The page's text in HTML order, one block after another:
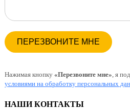
Нажимая кнопку «Перезвоните мне», я
условиями на обработку персональных
НАШИ КОНТАКТЫ